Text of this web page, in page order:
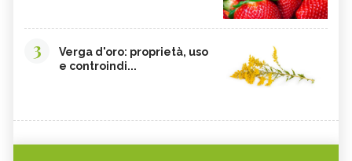
3
Verga d'oro: proprietà, uso
e controindi...